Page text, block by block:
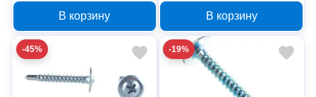
сверло 00-00468492
В корзину
4,2x19 мм, 500 шт
В корзину
-45% -19%